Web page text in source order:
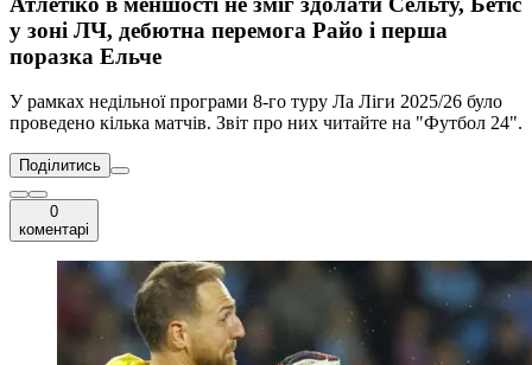
у зоні ЛЧ, дебютна перемога Райо і перша
поразка Ельче
У рамках недільної програми 8-го туру Ла Ліги 2025/26 було
проведено кілька матчів. Звіт про них читайте на "Футбол 24".
Поділитись
0
коментарі